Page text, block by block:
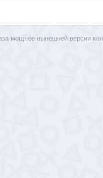
мощнее нынешней версии